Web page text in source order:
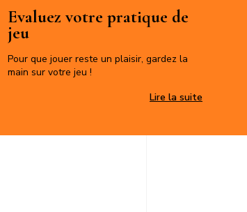
Evaluez votre pratique de
jeu
Pour que jouer reste un plaisir, gardez la
main sur votre jeu !
Lire la suite